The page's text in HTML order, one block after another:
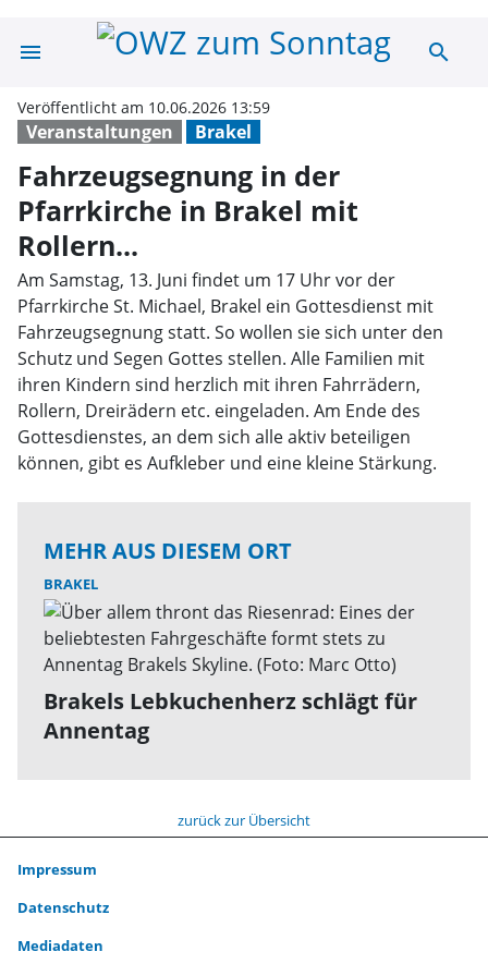
menu search
Veranstaltungen Brakel
Veröffentlicht am 10.06.2026 13:59
Fahrzeugsegnung in der
Pfarrkirche in Brakel mit
Rollern...
Am Samstag, 13. Juni findet um 17 Uhr vor der
Pfarrkirche St. Michael, Brakel ein Gottesdienst mit
Fahrzeugsegnung statt. So wollen sie sich unter den
Schutz und Segen Gottes stellen. Alle Familien mit
ihren Kindern sind herzlich mit ihren Fahrrädern,
Rollern, Dreirädern etc. eingeladen. Am Ende des
Gottesdienstes, an dem sich alle aktiv beteiligen
können, gibt es Aufkleber und eine kleine Stärkung.
MEHR AUS DIESEM ORT
BRAKEL
Brakels Lebkuchenherz schlägt für
Annentag
zurück zur Übersicht
Impressum
Datenschutz
Mediadaten